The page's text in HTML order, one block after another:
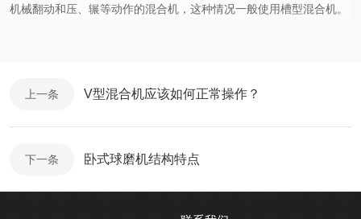
机械翻动和压、辗等动作的混合机，这种情况一般使用槽型混合机。
上一条 V型混合机应该如何正常操作？
下一条 卧式球磨机结构特点